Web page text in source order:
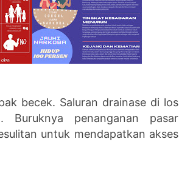
becek. Saluran drainase di los
Buruknya penanganan pasar
untuk mendapatkan akses